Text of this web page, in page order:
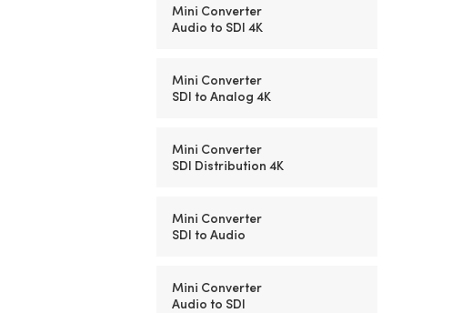
Mini Converter
Audio to SDI 4K
Mini Converter
SDI to Analog 4K
Mini Converter
SDI Distribution 4K
Mini Converter
SDI to Audio
Mini Converter
Audio to SDI